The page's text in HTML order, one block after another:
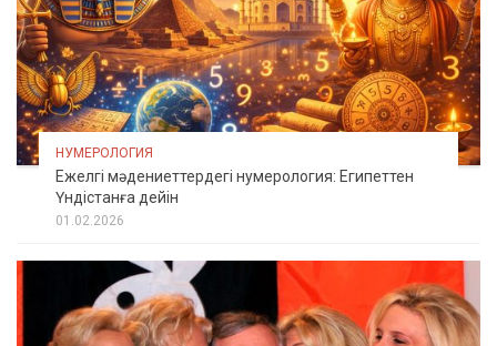
НУМЕРОЛОГИЯ
Ежелгі мәдениеттердегі нумерология: Египеттен
Үндістанға дейін
01.02.2026